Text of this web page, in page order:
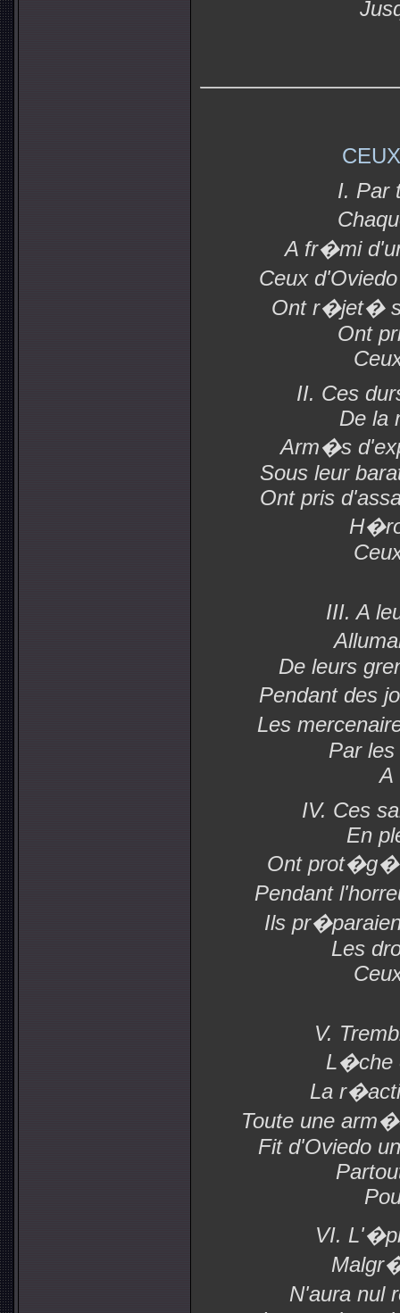
I. Par
A fr�mi
Ceux
Ont r�jet�
Ont
II. Ces
De la
Arm�s
Sous leur
Ont pris
III. A
De leurs
Pendant des
Les
Par
A
IV. Ces
En
Ont prot�g�
Pendant
Ils
Les
V.
L�che
La
Toute une
Fit d'Oviedo
VI.
N'aura nul